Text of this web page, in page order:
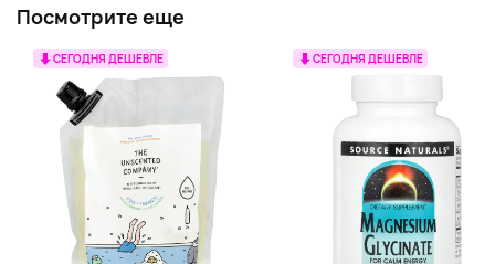
Посмотрите еще
СЕГОДНЯ ДЕШЕВЛЕ СЕГОДНЯ ДЕШЕВЛЕ